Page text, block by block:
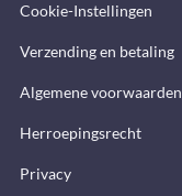
Cookie-Instellingen
Verzending en betaling
Algemene voorwaarden
Herroepingsrecht
Privacy